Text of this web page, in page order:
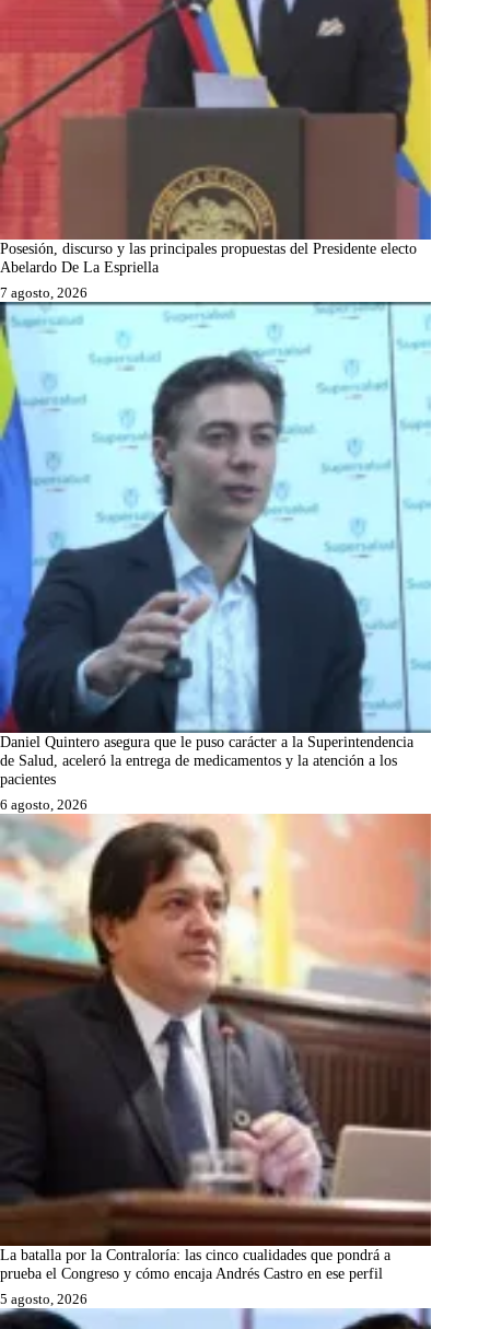
Posesión, discurso y las principales propuestas del Presidente electo
Abelardo De La Espriella
7 agosto, 2026
Daniel Quintero asegura que le puso carácter a la Superintendencia
de Salud, aceleró la entrega de medicamentos y la atención a los
pacientes
6 agosto, 2026
La batalla por la Contraloría: las cinco cualidades que pondrá a
prueba el Congreso y cómo encaja Andrés Castro en ese perfil
5 agosto, 2026